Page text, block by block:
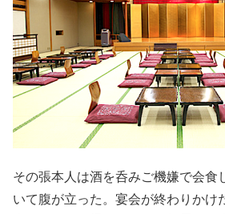
その張本人は酒を呑みご機嫌で会食
いて腹が立った。宴会が終わりかけ